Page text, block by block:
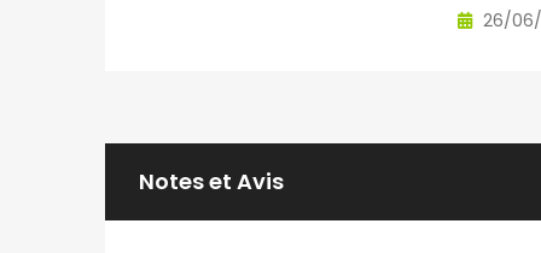
26/
Notes et Avis